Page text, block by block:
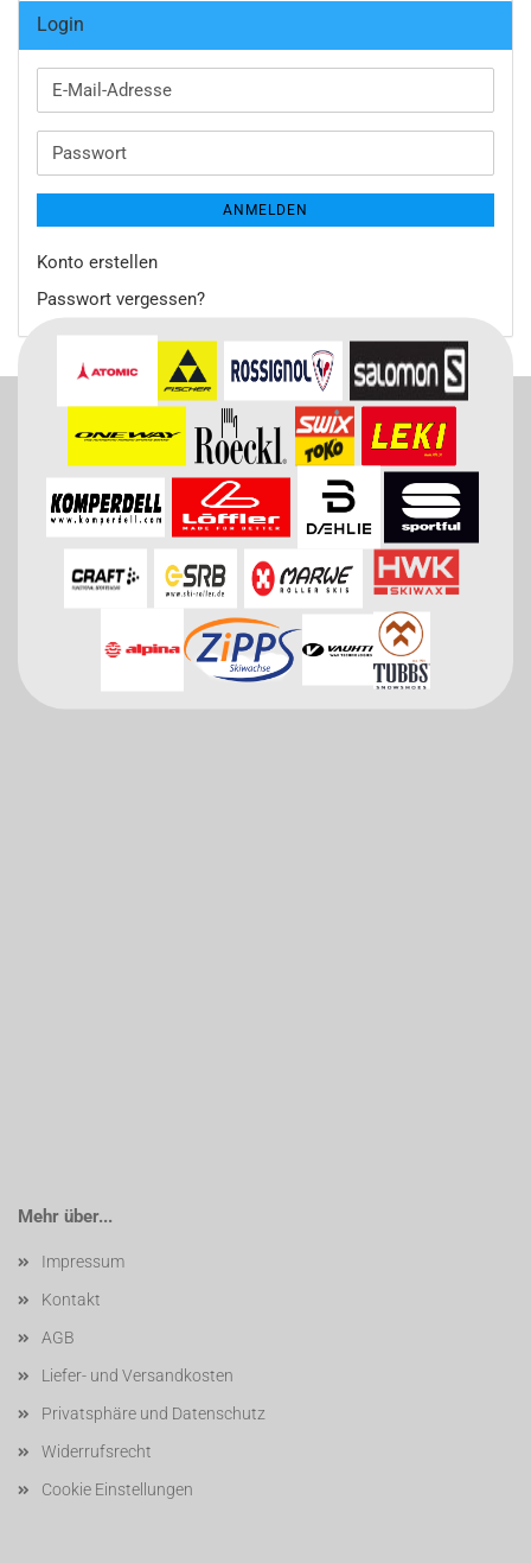
Login
E-
Mail-
Passwort
ANMELDEN
Konto erstellen
Passwort vergessen?
Mehr über...
Impressum
Kontakt
AGB
Liefer- und Versandkosten
Privatsphäre und Datenschutz
Widerrufsrecht
Cookie Einstellungen